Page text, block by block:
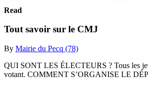
Read
Tout savoir sur le CMJ
By Mairie du Pecq (78)
QUI SONT LES ÉLECTEURS ? Tous les
votant. COMMENT S’ORGANISE LE